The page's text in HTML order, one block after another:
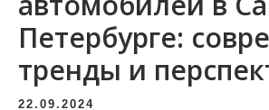
Петербурге:
тренды и
22.09.2024